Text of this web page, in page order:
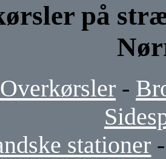
på
Overkørsler -
stationer